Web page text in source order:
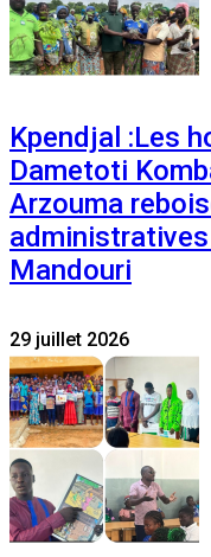
Kpendjal :Les
Dametoti
Arzouma
Mandouri
29 juillet 2026